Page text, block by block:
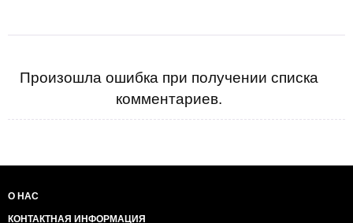
Произошла ошибка при получении списка
комментариев.
О НАС
КОНТАКТНАЯ ИНФОРМАЦИЯ